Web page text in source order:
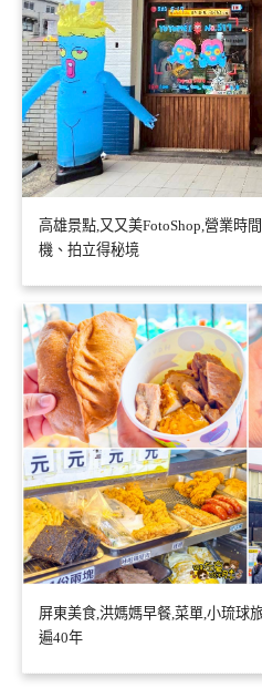
高雄景點,又又美FotoShop,營業時
機、拍立得秘境
屏東美食,洪媽媽早餐,菜單,小琉球
遍40年